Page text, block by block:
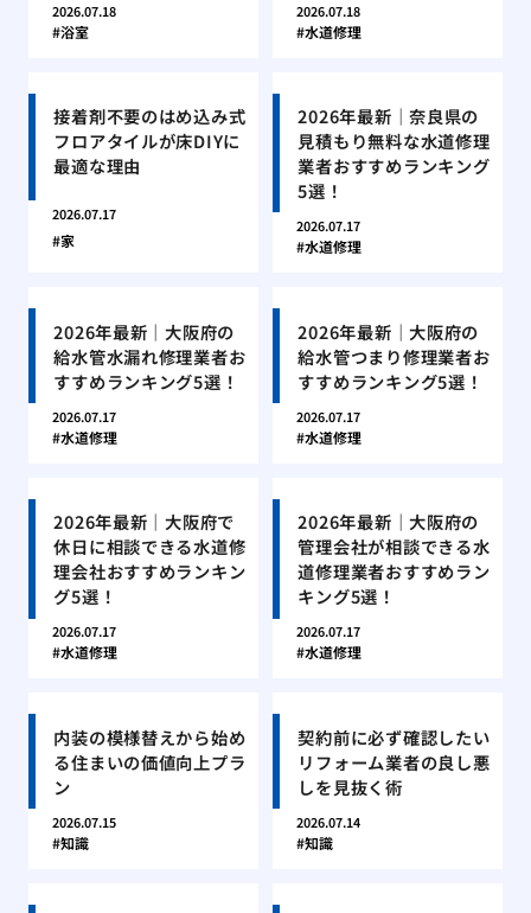
2026.07.18
浴室
2026.07.18
水道修理
接着剤不要のはめ込み式
フロアタイルが床DIYに
最適な理由
2026.07.17
家
2026年最新｜奈良県の
見積もり無料な水道修理
業者おすすめランキング
5選！
2026.07.17
水道修理
2026年最新｜大阪府の
給水管水漏れ修理業者お
すすめランキング5選！
2026.07.17
水道修理
2026年最新｜大阪府の
給水管つまり修理業者お
すすめランキング5選！
2026.07.17
水道修理
2026年最新｜大阪府で
休日に相談できる水道修
理会社おすすめランキン
グ5選！
2026.07.17
水道修理
2026年最新｜大阪府の
管理会社が相談できる水
道修理業者おすすめラン
キング5選！
2026.07.17
水道修理
内装の模様替えから始め
る住まいの価値向上プラ
ン
2026.07.15
知識
契約前に必ず確認したい
リフォーム業者の良し悪
しを見抜く術
2026.07.14
知識